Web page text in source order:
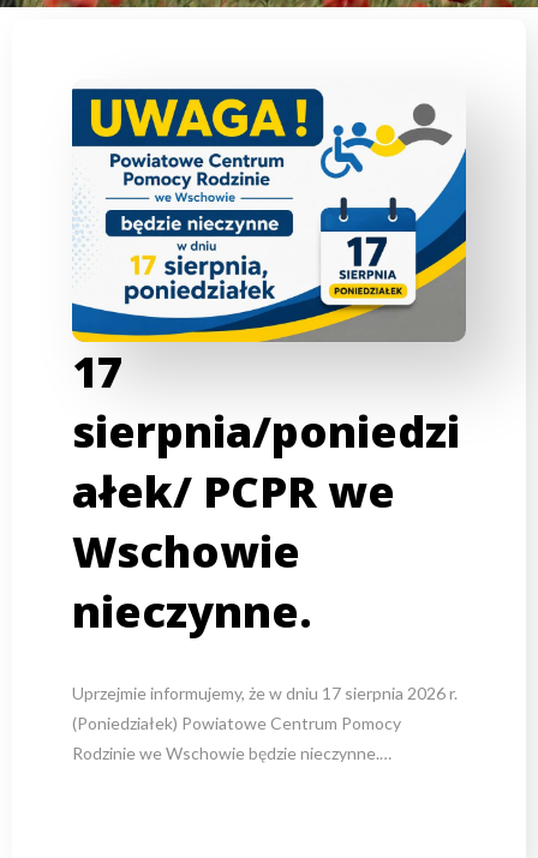
17
sierpnia/poniedzi
ałek/ PCPR we
Wschowie
nieczynne.
Uprzejmie informujemy, że w dniu 17 sierpnia 2026 r.
(Poniedziałek) Powiatowe Centrum Pomocy
Rodzinie we Wschowie będzie nieczynne.…